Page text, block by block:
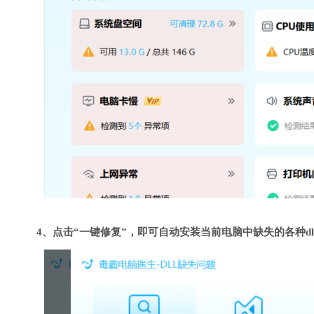
4、点击“一键修复”，即可自动安装当前电脑中缺失的各种